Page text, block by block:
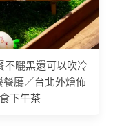
不曬黑還可以吹冷
廳／台北外燴佈
下午茶